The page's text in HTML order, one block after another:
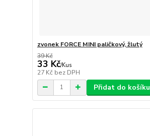
zvonek FORCE MINI paličkový, žlutý
39 Kč
33 Kč/Kus
27 Kč bez DPH
Přidat do košíku